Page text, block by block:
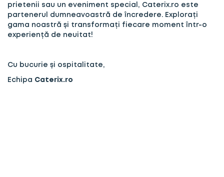
prietenii sau un eveniment special, Caterix.ro este
partenerul dumneavoastră de încredere. Explorați
gama noastră și transformați fiecare moment într-o
experiență de neuitat!
Cu bucurie și ospitalitate,
Echipa Caterix.ro